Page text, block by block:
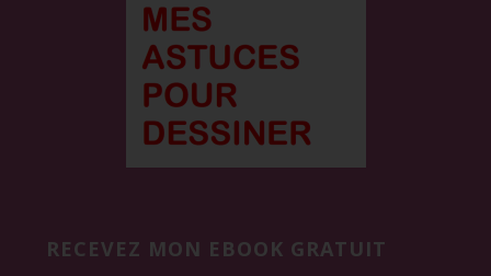
RECEVEZ MON EBOOK GRATUIT